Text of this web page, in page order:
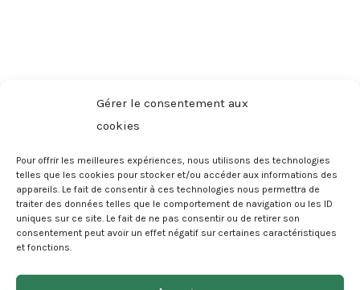
Gérer le consentement aux
cookies
Pour offrir les meilleures expériences, nous utilisons des technologies
telles que les cookies pour stocker et/ou accéder aux informations des
appareils. Le fait de consentir à ces technologies nous permettra de
traiter des données telles que le comportement de navigation ou les ID
uniques sur ce site. Le fait de ne pas consentir ou de retirer son
consentement peut avoir un effet négatif sur certaines caractéristiques
et fonctions.
#FAITESPARTIEDUMOUVEMENT
ABONNEZ-VOUS À NOTRE INFOLETTRE ET
RESTEZ CONNECTÉ